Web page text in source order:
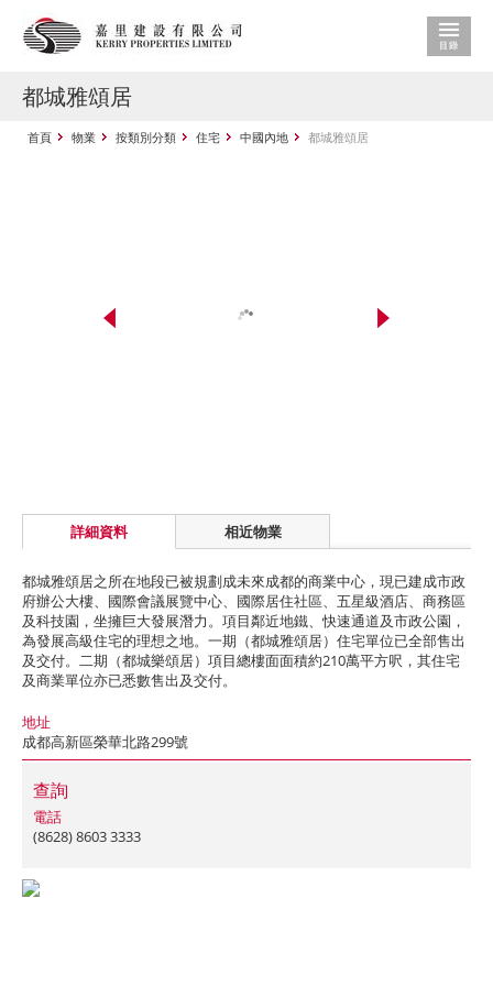
都城雅頌居
首頁 物業 按類別分類 住宅 中國內地 都城雅頌居
詳細資料 相近物業
都城雅頌居之所在地段已被規劃成未來成都的商業中心，現已建成市政
府辦公大樓、國際會議展覽中心、國際居住社區、五星級酒店、商務區
及科技園，坐擁巨大發展潛力。項目鄰近地鐵、快速通道及市政公園，
為發展高級住宅的理想之地。一期（都城雅頌居）住宅單位已全部售出
及交付。二期（都城樂頌居）項目總樓面面積約210萬平方呎，其住宅
及商業單位亦已悉數售出及交付。
地址
成都高新區榮華北路299號
查詢
電話
(8628) 8603 3333